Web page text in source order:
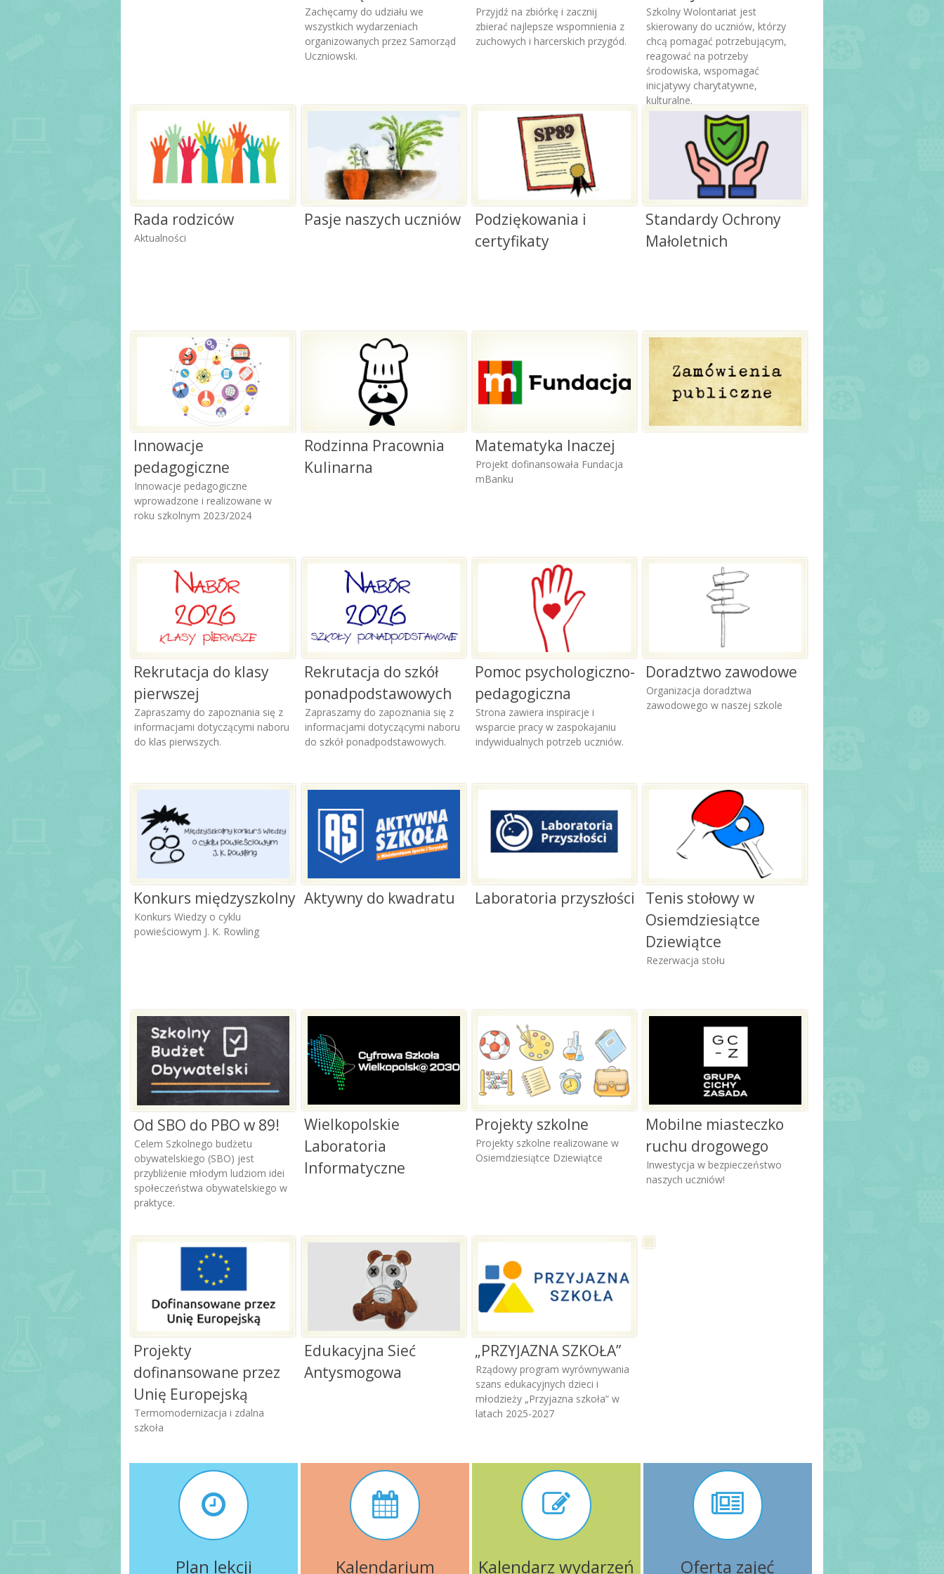
Klauzula informacyjna
ogólna
Upoważnienie do odbioru
dziecka
Formularz informacyjny o
stanie zdrowia
Wizerunek dziecka
Wizerunek osób innych niż
informacyjna_wizerunek_strony
Klauzula
informacyjna_kontrahenci
Monitoring wizyjny –
Klauzula informacyjna –
korespondencja
elektroniczna
Deklaracja dostępności
Regulamin funkcjonowania
Regulamin wypożyczania
bezpłatnych podręczników
Regulamin korzystania z
Biuletyn Informacji
Zachęcamy do udziału we
wszystkich wydarzeniach
organizowanych przez Samorząd
Uczniowski.
Przyjdź na zbiórkę i zacznij
zbierać najlepsze wspomnienia z
zuchowych i harcerskich przygód.
Szkolny Wolontariat jest
skierowany do uczniów, którzy
chcą pomagać potrzebującym,
reagować na potrzeby
środowiska, wspomagać
inicjatywy charytatywne,
kulturalne.
Rada rodziców
Aktualności
Pasje naszych uczniów
Podziękowania i
certyfikaty
Standardy Ochrony
Małoletnich
Innowacje
pedagogiczne
Innowacje pedagogiczne
wprowadzone i realizowane w
roku szkolnym 2023/2024
Rodzinna Pracownia
Kulinarna
Matematyka Inaczej
Projekt dofinansowała Fundacja
mBanku
Rekrutacja do klasy
pierwszej
Zapraszamy do zapoznania się z
informacjami dotyczącymi naboru
do klas pierwszych.
Rekrutacja do szkół
ponadpodstawowych
Zapraszamy do zapoznania się z
informacjami dotyczącymi naboru
do szkół ponadpodstawowych.
Pomoc psychologiczno-
pedagogiczna
Strona zawiera inspiracje i
wsparcie pracy w zaspokajaniu
indywidualnych potrzeb uczniów.
Doradztwo zawodowe
Organizacja doradztwa
zawodowego w naszej szkole
Konkurs międzyszkolny
Konkurs Wiedzy o cyklu
powieściowym J. K. Rowling
Aktywny do kwadratu Laboratoria przyszłości
Tenis stołowy w
Osiemdziesiątce
Dziewiątce
Rezerwacja stołu
Od SBO do PBO w 89!
Celem Szkolnego budżetu
obywatelskiego (SBO) jest
przybliżenie młodym ludziom idei
społeczeństwa obywatelskiego w
praktyce.
Wielkopolskie
Laboratoria
Informatyczne
Projekty szkolne
Projekty szkolne realizowane w
Osiemdziesiątce Dziewiątce
Mobilne miasteczko
ruchu drogowego
Inwestycja w bezpieczeństwo
naszych uczniów!
Projekty
dofinansowane przez
Unię Europejską
Termomodernizacja i zdalna
szkoła
Edukacyjna Sieć
Antysmogowa
„PRZYJAZNA SZKOŁA”
Rządowy program wyrównywania
szans edukacyjnych dzieci i
młodzieży „Przyjazna szkoła” w
latach 2025-2027
Plan lekcji Kalendarium Kalendarz wydarzeń Oferta zajęć